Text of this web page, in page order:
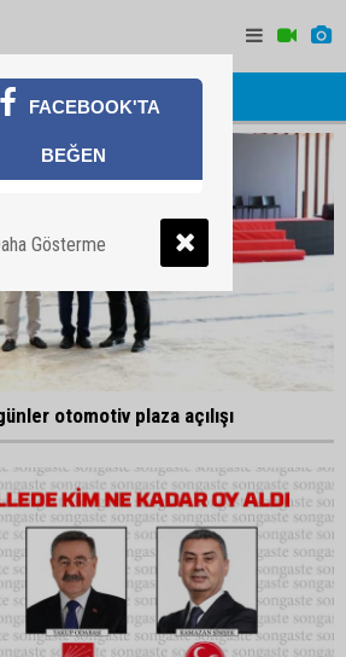
otomotiv plaza açılışı
FACEBOOK'TA
BEĞEN
Gösterme